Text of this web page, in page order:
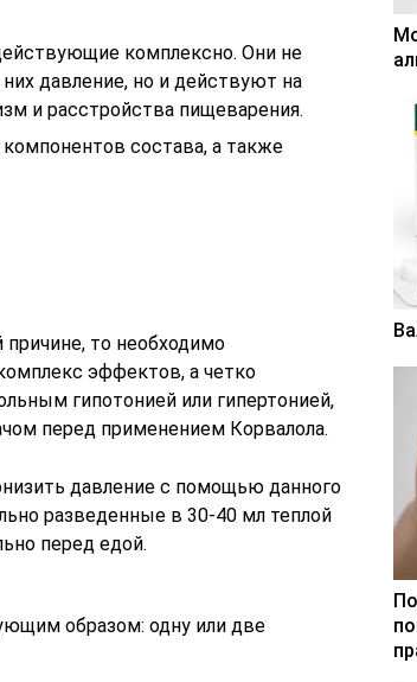
комплексно. Они не
давление, но и действуют на
и расстройства пищеварения.
состава, а также
то необходимо
эффектов, а четко
гипотонией или гипертонией,
перед применением Корвалола.
давление с помощью данного
разведенные в 30-40 мл теплой
перед едой.
образом: одну или две